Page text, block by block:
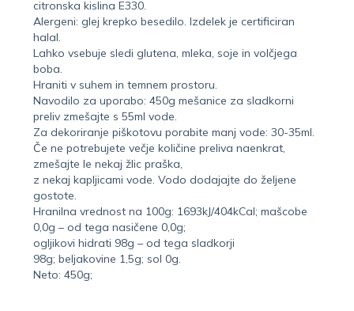
citronska kislina E330.
Alergeni: glej krepko besedilo. Izdelek je certificiran
halal.
Lahko vsebuje sledi glutena, mleka, soje in volčjega
boba.
Hraniti v suhem in temnem prostoru.
Navodilo za uporabo: 450g mešanice za sladkorni
preliv zmešajte s 55ml vode.
Za dekoriranje piškotovu porabite manj vode: 30-35ml.
Če ne potrebujete večje količine preliva naenkrat,
zmešajte le nekaj žlic praška,
z nekaj kapljicami vode. Vodo dodajajte do željene
gostote.
Hranilna vrednost na 100g: 1693kJ/404kCal; mašcobe
0,0g – od tega nasičene 0,0g;
ogljikovi hidrati 98g – od tega sladkorji
98g; beljakovine 1,5g; sol 0g.
Neto: 450g;